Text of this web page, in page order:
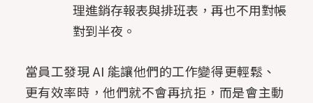
理進銷存報表與排班表，再也不用對帳
對到半夜。
當員工發現 AI 能讓他們的工作變得更輕鬆、
更有效率時，他們就不會再抗拒，而是會主動